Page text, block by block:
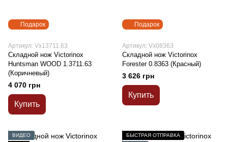
Подарок
Артикул: Vx13711.63
Складной нож Victorinox
Huntsman WOOD 1.3711.63
(Коричневый)
4 070 грн
Купить
Подарок
Артикул: Vx08363
Складной нож Victorinox
Forester 0.8363 (Красный)
3 626 грн
Купить
ВИДЕО
БЫСТРАЯ ОТПРАВКА